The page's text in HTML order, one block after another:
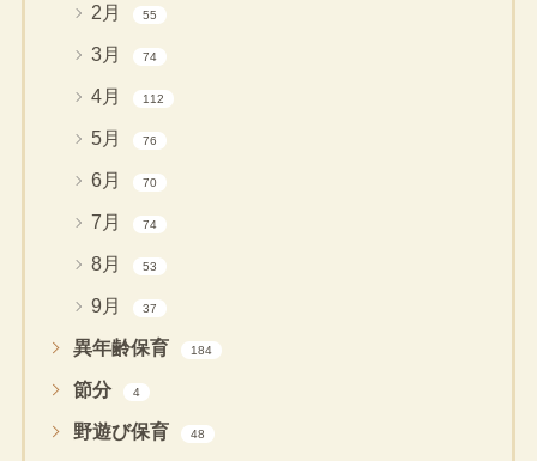
2月 55
3月 74
4月 112
5月 76
6月 70
7月 74
8月 53
9月 37
異年齢保育 184
節分 4
野遊び保育 48